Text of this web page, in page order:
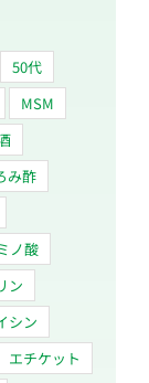
50代
MSM
み酢
ノ酸
ン
シン
エチケット